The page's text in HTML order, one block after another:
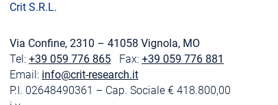
Crit S.R.L.
Via Confine, 2310 – 41058 Vignola, MO
Tel: +39 059 776 865Fax: +39 059 776 881
Email: info@crit-research.it
P.I. 02648490361 – Cap. Sociale € 418.800,00